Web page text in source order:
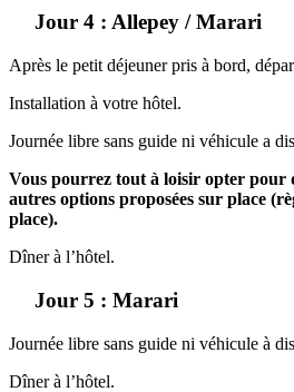
Jour 4 : Allepey / Marari
Après le petit déjeuner pris à bord,
Installation à votre hôtel.
Journée libre sans guide ni véhicule a
Vous pourrez tout à loisir opter pour
autres options proposées sur place
place).
Dîner à l’hôtel.
Jour 5 : Marari
Journée libre sans guide ni véhicule à
Dîner à l’hôtel.